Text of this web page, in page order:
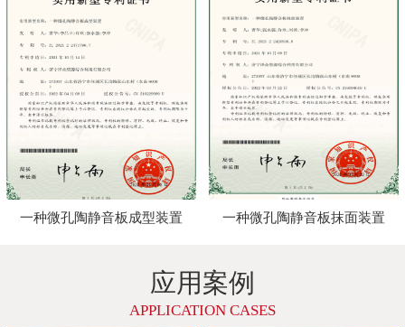
一种微孔陶静音板成型装置 一种微孔陶静音板抹面装置
应用案例
APPLICATION CASES